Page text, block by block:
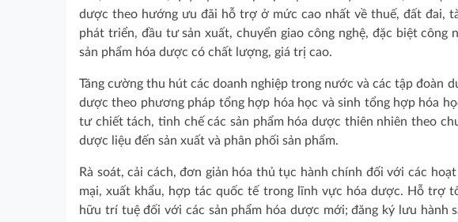
dược theo hướng ưu đãi hỗ trợ ở mức cao nhất về thuế, đất đai,
phát triển, đầu tư sản xuất, chuyển giao công nghệ, đặc biệt công
sản phẩm hóa dược có chất lượng, giá trị cao.
Tăng cường thu hút các doanh nghiệp trong nước và các tập đoàn
dược theo phương pháp tổng hợp hóa học và sinh tổng hợp hóa
tư chiết tách, tinh chế các sản phẩm hóa dược thiên nhiên theo
dược liệu đến sản xuất và phân phối sản phẩm.
Rà soát, cải cách, đơn giản hóa thủ tục hành chính đối với các
mại, xuất khẩu, hợp tác quốc tế trong lĩnh vực hóa dược. Hỗ trợ
hữu trí tuệ đối với các sản phẩm hóa dược mới; đăng ký lưu hành